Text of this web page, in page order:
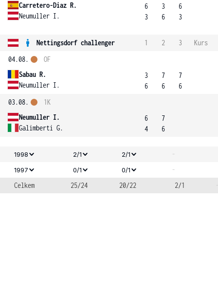
Carretero-Diaz R.
Neumuller I.
6
3
3
6
6
3
Nettingsdorf challenger 1 2 3
Kurs
04.08.
Sabau R.
Neumuller I.
OF
3
6
7
6
7
6
03.08.
Neumuller I.
Galimberti G.
1K
6
4
7
6
1998 2/1 2/1 -
1997 0/1 0/1
-
Celkem
25/24 20/22 2/1